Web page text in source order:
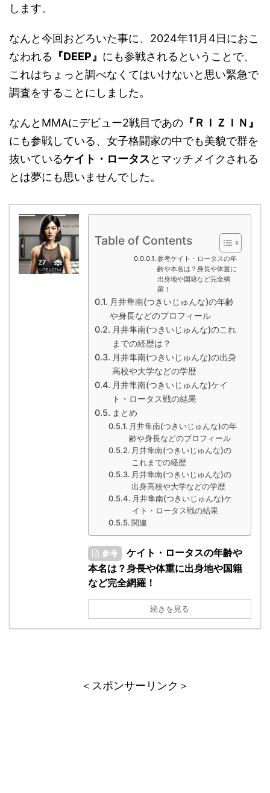
します。
なんと今回おどろいた事に、2024年11月4日におこ
なわれる 『DEEP』 にも参戦されるということで、
これはちょっと調べなくてはいけないと思い緊急で
調査をすることにしました。
なんとMMAにデビュー2戦目であの 『ＲＩＺＩＮ』
にも参戦している、女子格闘家の中でも美貌で群を
抜いているケイト・ロータスとマッチメイクされる
とは夢にも思いませんでした。
Table of Contents
参考ケイト・ロータスの年
齢や本名は？身長や体重に
出身地や国籍など完全網
羅！
月井隼南(つきいじゅんな)の年齢
や身長などのプロフィール
月井隼南(つきいじゅんな)のこれ
までの経歴は？
月井隼南(つきいじゅんな)の出身
高校や大学などの学歴
月井隼南(つきいじゅんな)ケイ
ト・ロータス戦の結果
まとめ
月井隼南(つきいじゅんな)の年
齢や身長などのプロフィール
月井隼南(つきいじゅんな)の
これまでの経歴
月井隼南(つきいじゅんな)の
出身高校や大学などの学歴
月井隼南(つきいじゅんな)ケ
イト・ロータス戦の結果
関連
参考
ケイト・ロータスの年齢や
本名は？身長や体重に出身地や国籍
など完全網羅！
続きを見る
＜スポンサーリンク＞